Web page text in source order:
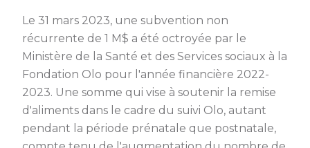
Le 31 mars 2023, une subvention non
récurrente de 1 M$ a été octroyée par le
Ministère de la Santé et des Services sociaux à la
Fondation Olo pour l'année financière 2022-
2023. Une somme qui vise à soutenir la remise
d'aliments dans le cadre du suivi Olo, autant
pendant la période prénatale que postnatale,